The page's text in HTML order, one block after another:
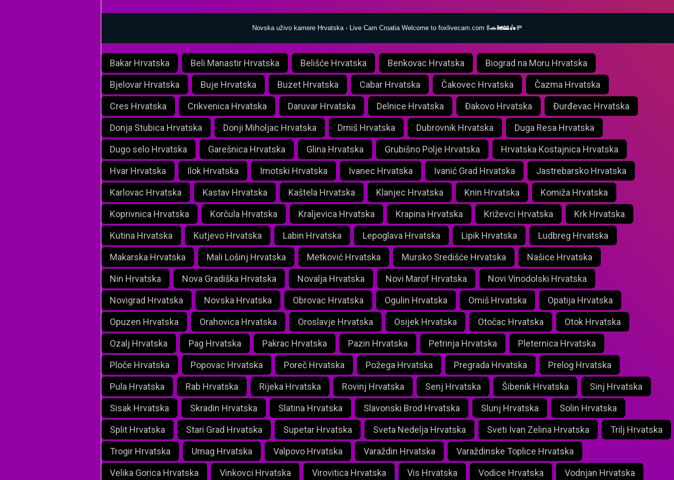
Novska uživo kamere Hrvatska - Live Cam Croatia Welcome to foxlivecam.com 🚦🚗🚂🚋🛵🚥
Bakar Hrvatska Beli Manastir Hrvatska Belišće Hrvatska Benkovac Hrvatska Biograd na Moru Hrvatska
Bjelovar Hrvatska Buje Hrvatska Buzet Hrvatska Cabar Hrvatska Čakovec Hrvatska Čazma Hrvatska
Cres Hrvatska Crikvenica Hrvatska Daruvar Hrvatska Delnice Hrvatska Đakovo Hrvatska Đurđevac Hrvatska
Donja Stubica Hrvatska Donji Miholjac Hrvatska Drniš Hrvatska Dubrovnik Hrvatska Duga Resa Hrvatska
Dugo selo Hrvatska Garešnica Hrvatska Glina Hrvatska Grubišno Polje Hrvatska Hrvatska Kostajnica Hrvatska
Hvar Hrvatska Ilok Hrvatska Imotski Hrvatska Ivanec Hrvatska Ivanić Grad Hrvatska Jastrebarsko Hrvatska
Karlovac Hrvatska Kastav Hrvatska Kaštela Hrvatska Klanjec Hrvatska Knin Hrvatska Komiža Hrvatska
Koprivnica Hrvatska Korčula Hrvatska Kraljevica Hrvatska Krapina Hrvatska Križevci Hrvatska Krk Hrvatska
Kutina Hrvatska Kutjevo Hrvatska Labin Hrvatska Lepoglava Hrvatska Lipik Hrvatska Ludbreg Hrvatska
Makarska Hrvatska Mali Lošinj Hrvatska Metković Hrvatska Mursko Središće Hrvatska Našice Hrvatska
Nin Hrvatska Nova Gradiška Hrvatska Novalja Hrvatska Novi Marof Hrvatska Novi Vinodolski Hrvatska
Novigrad Hrvatska Novska Hrvatska Obrovac Hrvatska Ogulin Hrvatska Omiš Hrvatska Opatija Hrvatska
Opuzen Hrvatska Orahovica Hrvatska Oroslavje Hrvatska Osijek Hrvatska Otočac Hrvatska Otok Hrvatska
Ozalj Hrvatska Pag Hrvatska Pakrac Hrvatska Pazin Hrvatska Petrinja Hrvatska Pleternica Hrvatska
Ploče Hrvatska Popovac Hrvatska Poreč Hrvatska Požega Hrvatska Pregrada Hrvatska Prelog Hrvatska
Pula Hrvatska Rab Hrvatska Rijeka Hrvatska Rovinj Hrvatska Senj Hrvatska Šibenik Hrvatska Sinj Hrvatska
Sisak Hrvatska Skradin Hrvatska Slatina Hrvatska Slavonski Brod Hrvatska Slunj Hrvatska Solin Hrvatska
Split Hrvatska Stari Grad Hrvatska Supetar Hrvatska Sveta Nedelja Hrvatska Sveti Ivan Zelina Hrvatska Trilj Hrvatska
Trogir Hrvatska Umag Hrvatska Valpovo Hrvatska Varaždin Hrvatska Varaždinske Toplice Hrvatska
Velika Gorica Hrvatska Vinkovci Hrvatska Virovitica Hrvatska Vis Hrvatska Vodice Hrvatska Vodnjan Hrvatska